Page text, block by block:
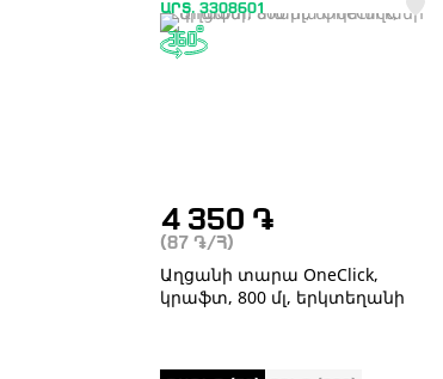
ԱՐՏ. 3308601
4 350 ֏
(87 ֏ /Հ)
Աղցանի տարա OneClick,
կրաֆտ, 800 մլ, երկտեղանի